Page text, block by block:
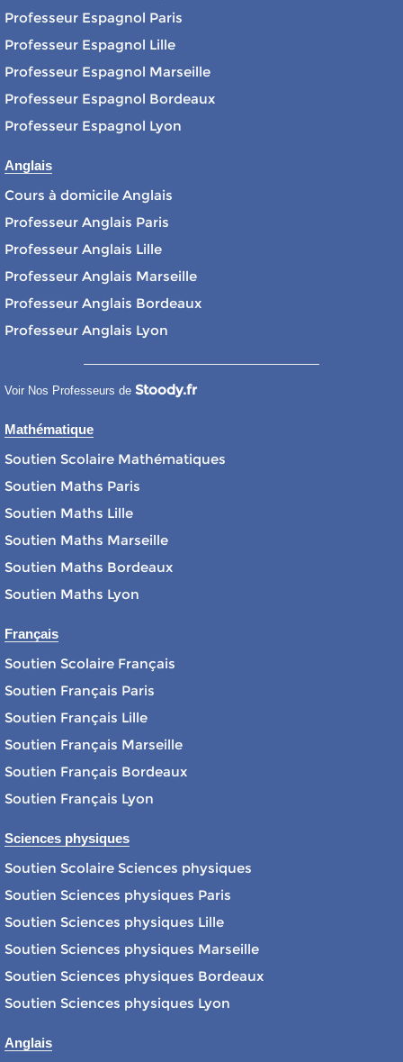
Professeur Espagnol Paris
Professeur Espagnol Lille
Professeur Espagnol Marseille
Professeur Espagnol Bordeaux
Professeur Espagnol Lyon
Anglais
Cours à domicile Anglais
Professeur Anglais Paris
Professeur Anglais Lille
Professeur Anglais Marseille
Professeur Anglais Bordeaux
Professeur Anglais Lyon
Voir Nos Professeurs de Stoody.fr
Mathématique
Soutien Scolaire Mathématiques
Soutien Maths Paris
Soutien Maths Lille
Soutien Maths Marseille
Soutien Maths Bordeaux
Soutien Maths Lyon
Français
Soutien Scolaire Français
Soutien Français Paris
Soutien Français Lille
Soutien Français Marseille
Soutien Français Bordeaux
Soutien Français Lyon
Sciences physiques
Soutien Scolaire Sciences physiques
Soutien Sciences physiques Paris
Soutien Sciences physiques Lille
Soutien Sciences physiques Marseille
Soutien Sciences physiques Bordeaux
Soutien Sciences physiques Lyon
Anglais